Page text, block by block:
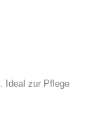
Ideal zur Pflege